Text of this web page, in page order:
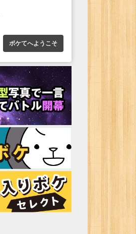
ボケてへようこそ